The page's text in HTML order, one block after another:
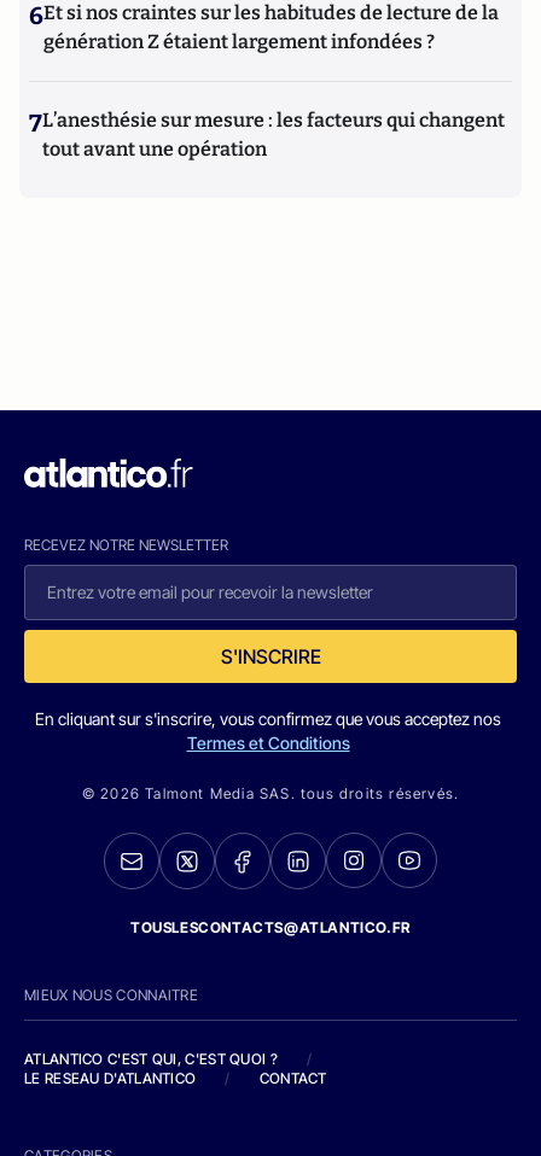
6Et si nos craintes sur les habitudes de lecture de la
génération Z étaient largement infondées ?
7L’anesthésie sur mesure : les facteurs qui changent
tout avant une opération
RECEVEZ NOTRE NEWSLETTER
S'INSCRIRE
En cliquant sur s'inscrire, vous confirmez que vous acceptez nos
Termes et Conditions
© 2026 Talmont Media SAS. tous droits réservés.
TOUSLESCONTACTS@ATLANTICO.FR
MIEUX NOUS CONNAITRE
ATLANTICO C'EST QUI, C'EST QUOI ?
/
LE RESEAU D'ATLANTICO
/ CONTACT